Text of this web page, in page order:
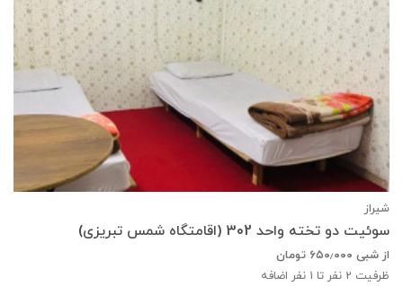
شیراز
سوئیت دو تخته واحد 302 (اقامتگاه شمس تبریزی)
از شبی ۶۵۰٫۰۰۰ تومان
ظرفیت 2 نفر تا 1 نفر اضافه